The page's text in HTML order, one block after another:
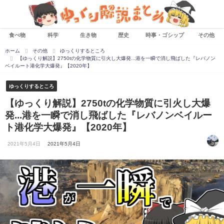
食べ物 科学 生き物 歴史 時事・ゴシップ その他
ホーム その他
ゆっくりするところ
【ゆっくり解説】2750tの化学物質に引火し大爆発...港を一瞬で消し飛ばした『レバノン
ベイルート港化学大爆発』【2020年】
ゆっくりするところ
【ゆっくり解説】2750tの化学物質に引火し大爆
発...港を一瞬で消し飛ばした『レバノンベイルー
ト港化学大爆発』【2020年】
2021年5月4日 2021年5月4日